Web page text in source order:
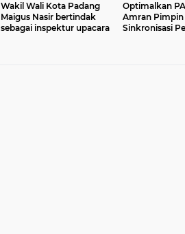
Wakil Wali Kota Padang
Maigus Nasir bertindak
sebagai inspektur upacara
Optimalkan
Amran Pimpin
Sinkronisasi